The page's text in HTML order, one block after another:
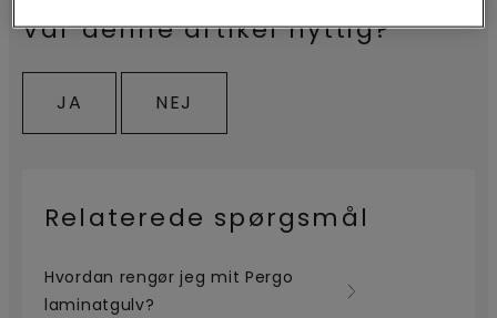
Var denne artikel nyttig?
JA NEJ
Relaterede spørgsmål
Hvordan rengør jeg mit Pergo
laminatgulv?